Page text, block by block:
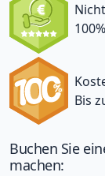
Bis
Buchen Sie
machen: